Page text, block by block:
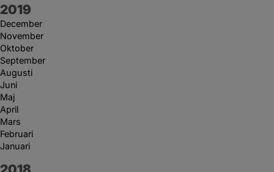
År:
2019
December
November
Oktober
September
Augusti
Juni
Maj
April
Mars
Februari
Januari
År: